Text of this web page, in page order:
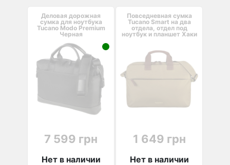
Деловая дорожная
сумка для ноутбука
Tucano Modo Premium
Черная
7 599 грн
Нет в наличии
Повседневная сумка
Tucano Smart на два
отдела, отдел под
ноутбук и планшет Хаки
1 649 грн
Нет в наличии